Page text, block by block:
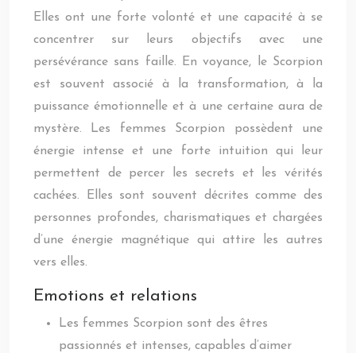
Elles ont une forte volonté et une capacité à se
concentrer sur leurs objectifs avec une
persévérance sans faille. En voyance, le Scorpion
est souvent associé à la transformation, à la
puissance émotionnelle et à une certaine aura de
mystère. Les femmes Scorpion possèdent une
énergie intense et une forte intuition qui leur
permettent de percer les secrets et les vérités
cachées. Elles sont souvent décrites comme des
personnes profondes, charismatiques et chargées
d’une énergie magnétique qui attire les autres
vers elles.
Emotions et relations
Les femmes Scorpion sont des êtres
passionnés et intenses, capables d’aimer